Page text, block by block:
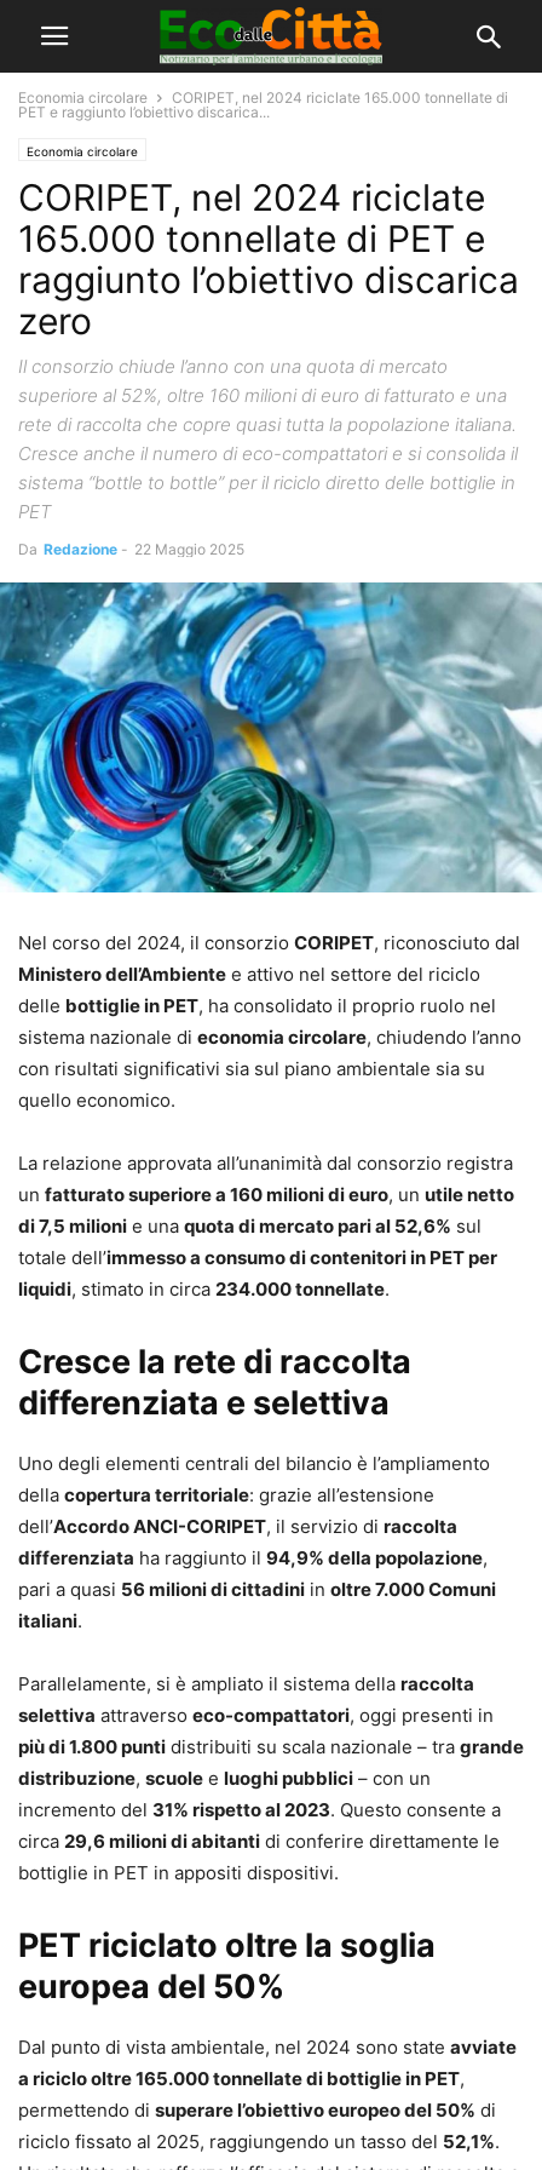
Economia circolare
CORIPET, nel 2024 riciclate 165.000 tonnellate di
PET e raggiunto l’obiettivo discarica...
Economia circolare
CORIPET, nel 2024 riciclate
165.000 tonnellate di PET e
raggiunto l’obiettivo discarica
zero
Il consorzio chiude l’anno con una quota di mercato
superiore al 52%, oltre 160 milioni di euro di fatturato e una
rete di raccolta che copre quasi tutta la popolazione italiana.
Cresce anche il numero di eco-compattatori e si consolida il
sistema “bottle to bottle” per il riciclo diretto delle bottiglie in
PET
Da Redazione - 22 Maggio 2025
Nel corso del 2024, il consorzio CORIPET, riconosciuto dal
Ministero dell’Ambiente e attivo nel settore del riciclo
delle bottiglie in PET, ha consolidato il proprio ruolo nel
sistema nazionale di economia circolare, chiudendo l’anno
con risultati significativi sia sul piano ambientale sia su
quello economico.
La relazione approvata all’unanimità dal consorzio registra
un fatturato superiore a 160 milioni di euro, un utile netto
di 7,5 milioni e una quota di mercato pari al 52,6% sul
totale dell’immesso a consumo di contenitori in PET per
liquidi, stimato in circa 234.000 tonnellate.
Cresce la rete di raccolta
differenziata e selettiva
Uno degli elementi centrali del bilancio è l’ampliamento
della copertura territoriale: grazie all’estensione
dell’Accordo ANCI-CORIPET, il servizio di raccolta
differenziata ha raggiunto il 94,9% della popolazione,
pari a quasi 56 milioni di cittadini in oltre 7.000 Comuni
italiani.
Parallelamente, si è ampliato il sistema della raccolta
selettiva attraverso eco-compattatori, oggi presenti in
più di 1.800 punti distribuiti su scala nazionale – tra grande
distribuzione, scuole e luoghi pubblici – con un
incremento del 31% rispetto al 2023. Questo consente a
circa 29,6 milioni di abitanti di conferire direttamente le
bottiglie in PET in appositi dispositivi.
PET riciclato oltre la soglia
europea del 50%
Dal punto di vista ambientale, nel 2024 sono state avviate
a riciclo oltre 165.000 tonnellate di bottiglie in PET,
permettendo di superare l’obiettivo europeo del 50% di
riciclo fissato al 2025, raggiungendo un tasso del 52,1%.